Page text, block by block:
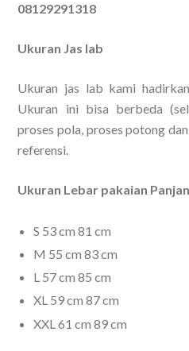
08129291318
Ukuran Jas lab
Ukuran jas lab kami
Ukuran ini bisa berbeda
proses pola, proses potong
referensi.
Ukuran Lebar pakaian
S 53 cm 81 cm
M 55 cm 83 cm
L 57 cm 85 cm
XL 59 cm 87 cm
XXL 61 cm 89 cm